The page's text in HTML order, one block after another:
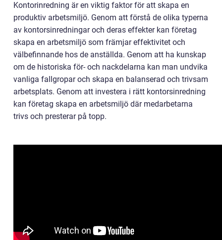
Kontorinredning är en viktig faktor för att skapa en
produktiv arbetsmiljö. Genom att förstå de olika typerna
av kontorsinredningar och deras effekter kan företag
skapa en arbetsmiljö som främjar effektivitet och
välbefinnande hos de anställda. Genom att ha kunskap
om de historiska för- och nackdelarna kan man undvika
vanliga fallgropar och skapa en balanserad och trivsam
arbetsplats. Genom att investera i rätt kontorsinredning
kan företag skapa en arbetsmiljö där medarbetarna
trivs och presterar på topp.